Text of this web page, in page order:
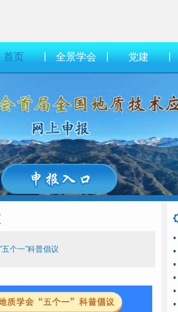
首页 | 全景学会 | 党建 |
个一”科普倡议
▪
▪
▪
▪
▪
▪